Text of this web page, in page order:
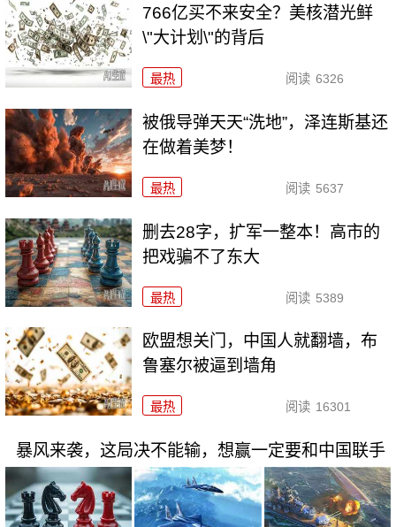
766亿买不来安全？美核潜光鲜
\"大计划\"的背后
最热 阅读 6326
被俄导弹天天“洗地”，泽连斯基还
在做着美梦！
最热 阅读 5637
删去28字，扩军一整本！高市的
把戏骗不了东大
最热 阅读 5389
欧盟想关门，中国人就翻墙，布
鲁塞尔被逼到墙角
最热 阅读 16301
暴风来袭，这局决不能输，想赢一定要和中国联手